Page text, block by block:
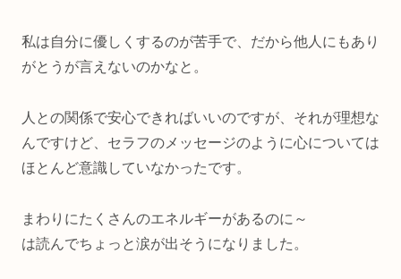
私は自分に優しくするのが苦手で、だから他人にもあり
がとうが言えないのかなと。
人との関係で安心できればいいのですが、それが理想な
んですけど、セラフのメッセージのように心については
ほとんど意識していなかったです。
まわりにたくさんのエネルギーがあるのに～
は読んでちょっと涙が出そうになりました。